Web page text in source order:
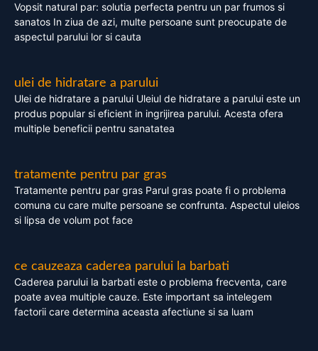
Vopsit natural par: solutia perfecta pentru un par frumos si
sanatos In ziua de azi, multe persoane sunt preocupate de
aspectul parului lor si cauta
ulei de hidratare a parului
Ulei de hidratare a parului Uleiul de hidratare a parului este un
produs popular si eficient in ingrijirea parului. Acesta ofera
multiple beneficii pentru sanatatea
tratamente pentru par gras
Tratamente pentru par gras Parul gras poate fi o problema
comuna cu care multe persoane se confrunta. Aspectul uleios
si lipsa de volum pot face
ce cauzeaza caderea parului la barbati
Caderea parului la barbati este o problema frecventa, care
poate avea multiple cauze. Este important sa intelegem
factorii care determina aceasta afectiune si sa luam